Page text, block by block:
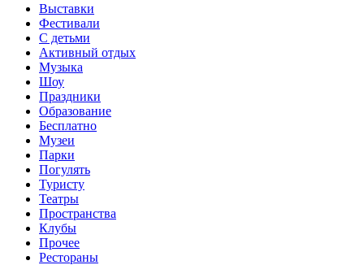
Выставки
Фестивали
С детьми
Активный отдых
Музыка
Шоу
Праздники
Образование
Бесплатно
Музеи
Парки
Погулять
Туристу
Театры
Пространства
Клубы
Прочее
Рестораны